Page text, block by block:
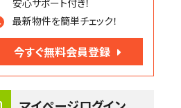
安心サポート付き！
最新物件を簡単チェック！
今すぐ無料会員登録